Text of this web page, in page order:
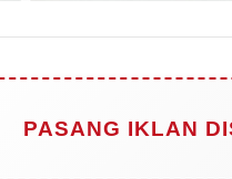
PASANG IKLAN